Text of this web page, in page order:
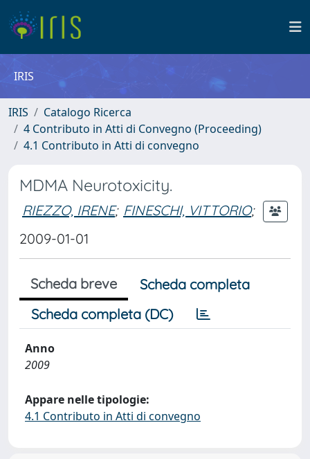
IRIS
IRIS
Catalogo Ricerca
4 Contributo in Atti di Convegno (Proceeding)
4.1 Contributo in Atti di convegno
MDMA Neurotoxicity.
RIEZZO, IRENE; FINESCHI, VITTORIO;
2009-01-01
Scheda breve
Scheda completa
Scheda completa (DC)
Anno
2009
Appare nelle tipologie:
4.1 Contributo in Atti di convegno